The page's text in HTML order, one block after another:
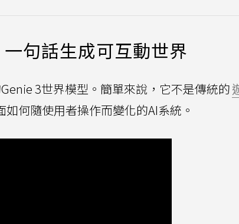
句話生成可互動世界
3世界模型。簡單來說，它不是傳統的
何隨使用者操作而變化的AI系統。